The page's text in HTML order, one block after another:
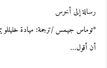
رسالة إلى أخرس
*توماس جيمس /ترجمة: ميادة خليللو
أن أقول…